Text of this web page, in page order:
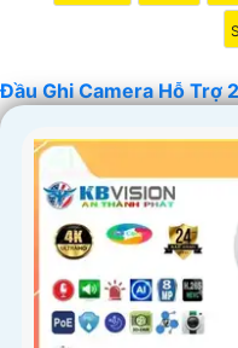
Đầu Ghi Camera Hỗ Trợ